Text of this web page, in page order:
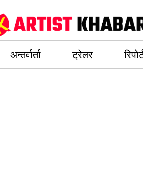
अन्तर्वार्ता ट्रेलर